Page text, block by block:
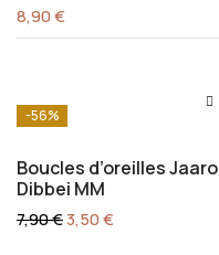
8,90€
-56%
Boucles d’oreilles Jaaro
Dibbei MM
7,90€Le
prix
3,50€